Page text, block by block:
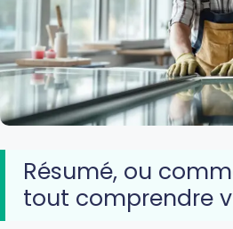
Résumé, ou
tout comprendre